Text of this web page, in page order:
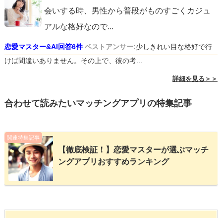
会いする時、男性から普段がものすごくカジュ
アルな格好なので...
恋愛マスター&AI回答6件 ベストアンサー:少しきれい目な格好で行
けば間違いありません。その上で、彼の考...
詳細を見る＞＞
合わせて読みたいマッチングアプリの特集記事
関連特集記事
【徹底検証！】恋愛マスターが選ぶマッチ
ングアプリおすすめランキング